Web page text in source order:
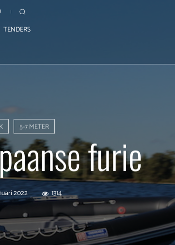
TENDERS
5-7 METER
furie
2022 1314